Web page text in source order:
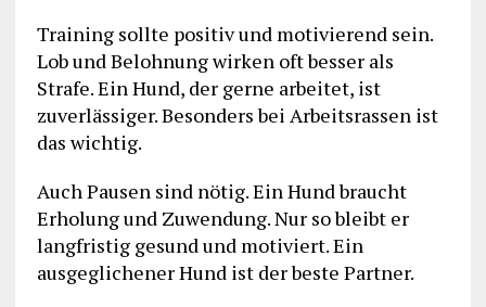
Training sollte positiv und motivierend sein.
Lob und Belohnung wirken oft besser als
Strafe. Ein Hund, der gerne arbeitet, ist
zuverlässiger. Besonders bei Arbeitsrassen ist
das wichtig.
Auch Pausen sind nötig. Ein Hund braucht
Erholung und Zuwendung. Nur so bleibt er
langfristig gesund und motiviert. Ein
ausgeglichener Hund ist der beste Partner.